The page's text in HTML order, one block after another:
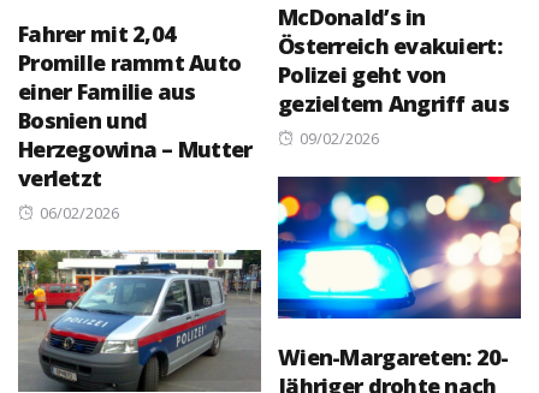
McDonald’s in
Österreich evakuiert:
Polizei geht von
gezieltem Angriff aus
Posted
09/02/2026
Fahrer mit 2,04
Promille rammt Auto
einer Familie aus
Bosnien und
Herzegowina – Mutter
verletzt
Posted
06/02/2026
Wien-Margareten: 20-
Jähriger drohte nach